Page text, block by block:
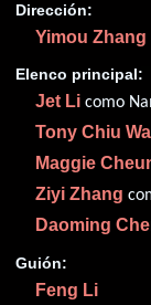
Dirección:
Yimou Zhang
Elenco principal:
Jet Li como
Tony Chiu
Maggie
Ziyi Zhang
Daoming
Guión:
Feng Li